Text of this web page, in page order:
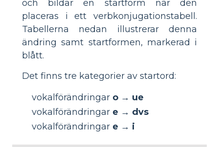
och bildar en startform när den
placeras i ett verbkonjugationstabell.
Tabellerna nedan illustrerar denna
ändring samt startformen, markerad i
blått.
Det finns tre kategorier av startord:
vokalförändringar o → ue
vokalförändringar e → dvs
vokalförändringar e → i